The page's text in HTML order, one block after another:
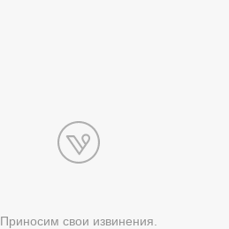
Приносим свои извинения.